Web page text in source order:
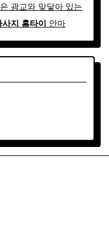
광교와 맞닿아 있는
사지 홈타이 안마​